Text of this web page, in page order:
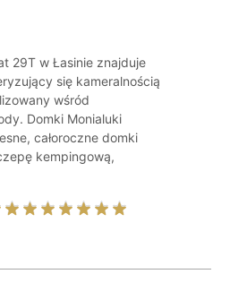
29T w Łasinie znajduje
się kameralnością
wśród
Domki Monialuki
całoroczne domki
kempingową,